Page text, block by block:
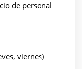
de personal
viernes)